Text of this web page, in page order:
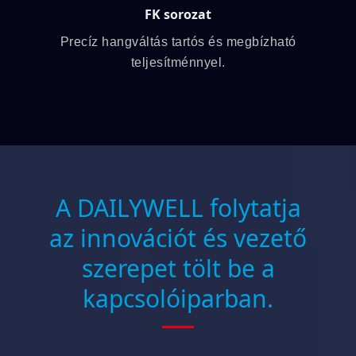
FK sorozat
Precíz hangváltás tartós és megbízható
teljesítménnyel.
A DAILYWELL folytatja
az innovációt és vezető
szerepet tölt be a
kapcsolóiparban.